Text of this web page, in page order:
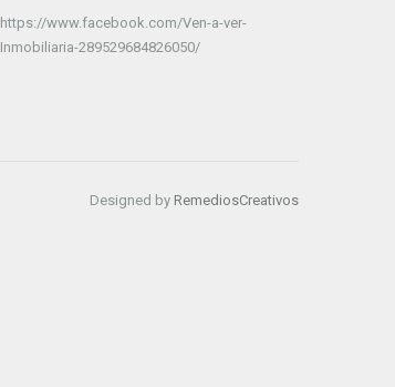
https://www.facebook.com/Ven-a-ver-
Inmobiliaria-289529684826050/
Designed by RemediosCreativos